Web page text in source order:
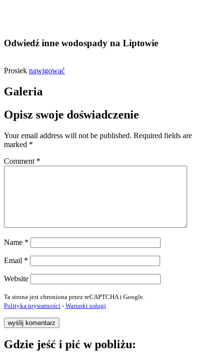
Odwiedź inne wodospady na Liptowie
Prosiek nawigować
Galeria
Opisz swoje doświadczenie
Your email address will not be published. Required fields are
marked *
Comment *
Name *
Email *
Website
Ta strona jest chroniona przez reCAPTCHA i Google.
Polityka prywatności - Warunki usługi
Gdzie jeść i pić w pobliżu: